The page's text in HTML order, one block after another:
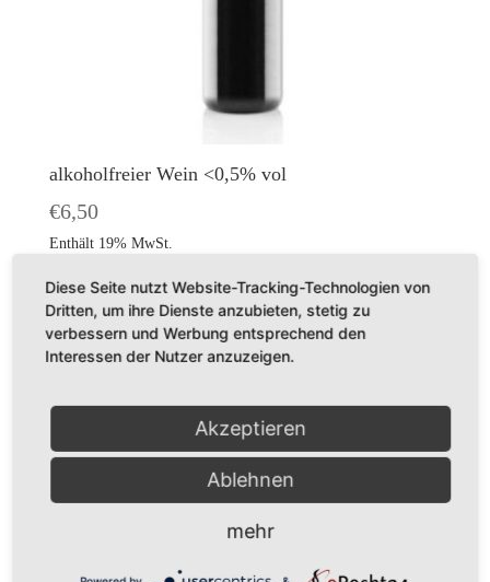
alkoholfreier Wein <0,5% vol
€6,50
Enthält 19% MwSt.
Alk. <0,5 % vol
zzgl.Versand
ALKOHOLFREI
WEISSHERBST & ROSÉ
Diese Seite nutzt Website-Tracking-Technologien von
Dritten, um ihre Dienste anzubieten, stetig zu
verbessern und Werbung entsprechend den
Interessen der Nutzer anzuzeigen.
Akzeptieren
Ablehnen
mehr